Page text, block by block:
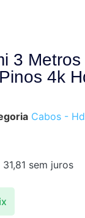
3
4k
Cabos -
31,81 sem juros